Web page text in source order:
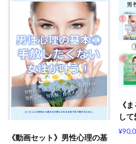
《動画セット》男性心理の基
《
し
¥